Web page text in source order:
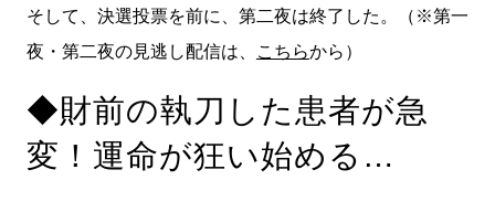
そして、決選投票を前に、第二夜は終了した。（※第一
夜・第二夜の見逃し配信は、
こちらから）
◆財前の執刀した患者が急
変！運命が狂い始める…